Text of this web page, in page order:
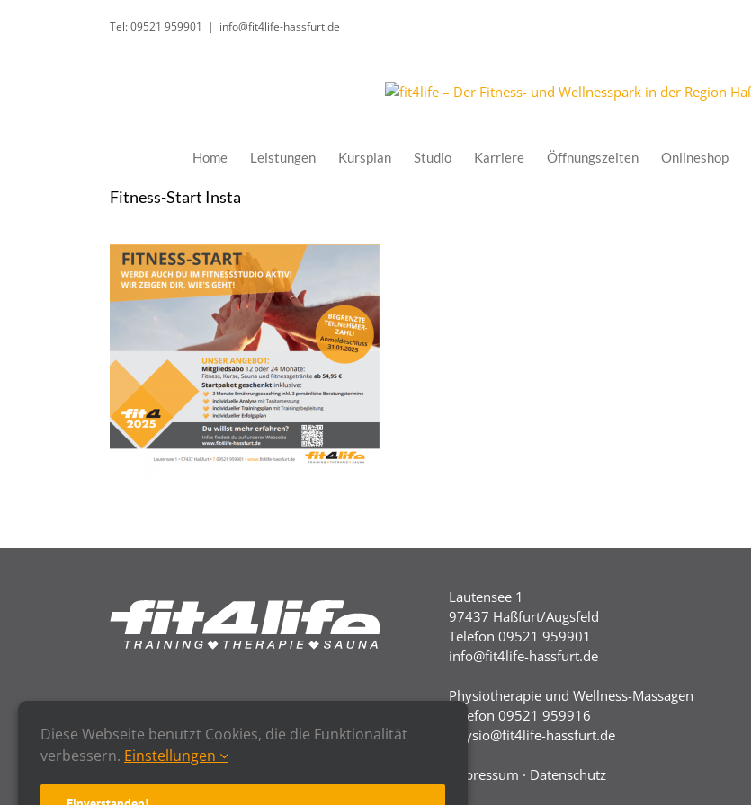
Tel: 09521 959901 | info@fit4life-hassfurt.de
Home Leistungen Kursplan Studio Karriere Öffnungszeiten Onlineshop
Fitness-Start Insta
Lautensee 1
97437 Haßfurt/Augsfeld
Telefon 09521 959901
info@fit4life-hassfurt.de
Physiotherapie und Wellness-Massagen
Telefon 09521 959916
physio@fit4life-hassfurt.de
Impressum · Datenschutz
Diese Webseite benutzt Cookies, die die Funktionalität
verbessern. Einstellungen